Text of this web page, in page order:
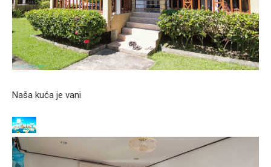
Naša kuća je vani